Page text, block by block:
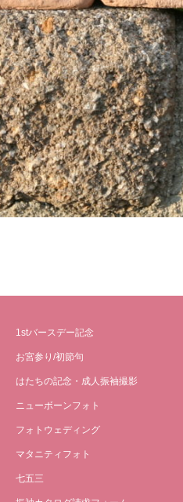
1stバースデー記念
お宮参り/初節句
はたちの記念・成人振袖撮影
ニューボーンフォト
フォトウェディング
マタニティフォト
七五三